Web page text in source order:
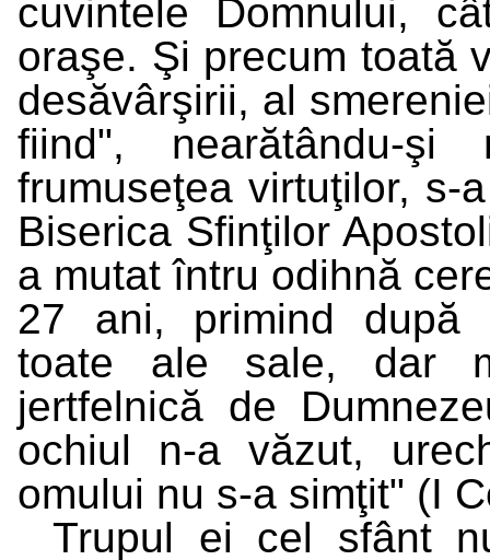
cuvintele Domnului,
oraşe. Şi precum toată
desăvârşirii, al
fiind", nearătându-
frumuseţea virtuţilor, s-
Biserica Sfinţilor
a mutat întru odihnă
27 ani, primind după
toate ale sale, dar
jertfelnică de
ochiul n-a văzut,
omului nu s-a simţit" (I
Trupul ei cel sfânt